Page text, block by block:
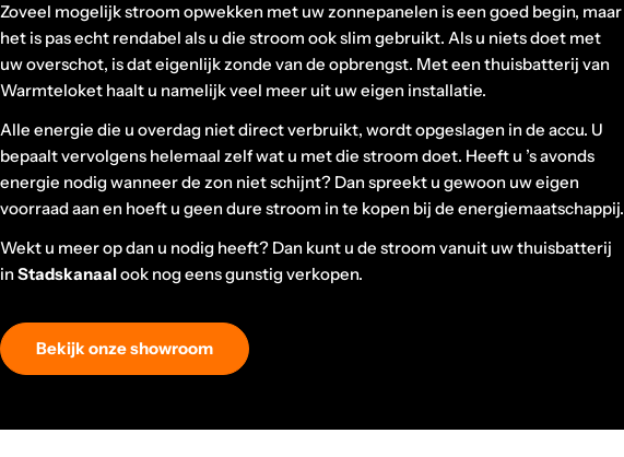
Zoveel mogelijk stroom opwekken met uw zonnepanelen is een goed begin, maar
het is pas echt rendabel als u die stroom ook slim gebruikt. Als u niets doet met
uw overschot, is dat eigenlijk zonde van de opbrengst. Met een thuisbatterij van
Warmteloket haalt u namelijk veel meer uit uw eigen installatie.
Alle energie die u overdag niet direct verbruikt, wordt opgeslagen in de accu. U
bepaalt vervolgens helemaal zelf wat u met die stroom doet. Heeft u ’s avonds
energie nodig wanneer de zon niet schijnt? Dan spreekt u gewoon uw eigen
voorraad aan en hoeft u geen dure stroom in te kopen bij de energiemaatschappij.
Wekt u meer op dan u nodig heeft? Dan kunt u de stroom vanuit uw thuisbatterij
in Stadskanaalook nog eens gunstig verkopen.
Bekijk onze showroom